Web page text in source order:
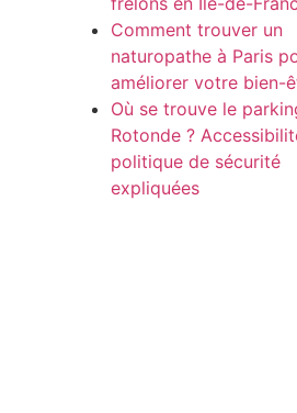
Comment trouver un
naturopathe à Paris
améliorer votre bien-
Où se trouve le
Rotonde ?
politique de sécurité
expliquées